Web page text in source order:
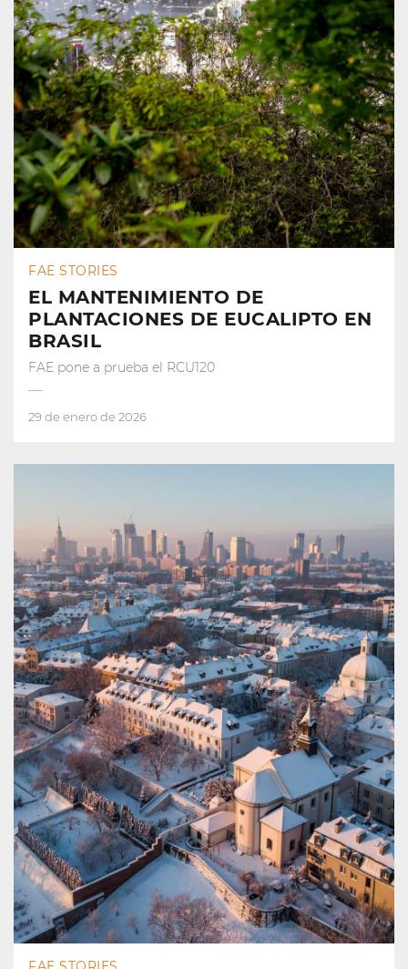
FAE STORIES
EL MANTENIMIENTO DE
PLANTACIONES DE EUCALIPTO EN
BRASIL
FAE pone a prueba el RCU120
29 de enero de 2026